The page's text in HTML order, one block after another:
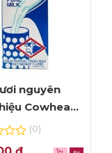
nguyên
Cowhead
(0)